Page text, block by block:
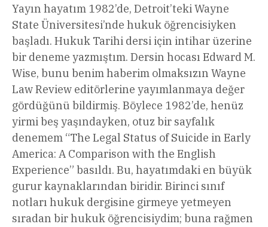
Yayın hayatım 1982’de, Detroit’teki Wayne
State Üniversitesi’nde hukuk öğrencisiyken
başladı. Hukuk Tarihi dersi için intihar üzerine
bir deneme yazmıştım. Dersin hocası Edward M.
Wise, bunu benim haberim olmaksızın Wayne
Law Review editörlerine yayımlanmaya değer
gördüğünü bildirmiş. Böylece 1982’de, henüz
yirmi beş yaşındayken, otuz bir sayfalık
denemem “The Legal Status of Suicide in Early
America: A Comparison with the English
Experience” basıldı. Bu, hayatımdaki en büyük
gurur kaynaklarından biridir. Birinci sınıf
notları hukuk dergisine girmeye yetmeyen
sıradan bir hukuk öğrencisiydim; buna rağmen